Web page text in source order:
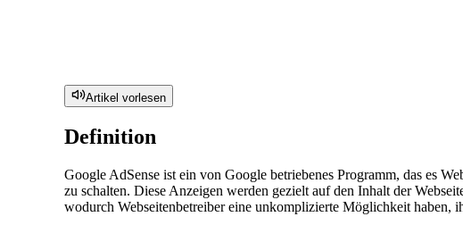
Artikel vorlesen
Definition
Google AdSense ist ein von Google betriebenes Programm, das es
zu schalten. Diese Anzeigen werden gezielt auf den Inhalt der
wodurch Webseitenbetreiber eine unkomplizierte Möglichkeit haben,